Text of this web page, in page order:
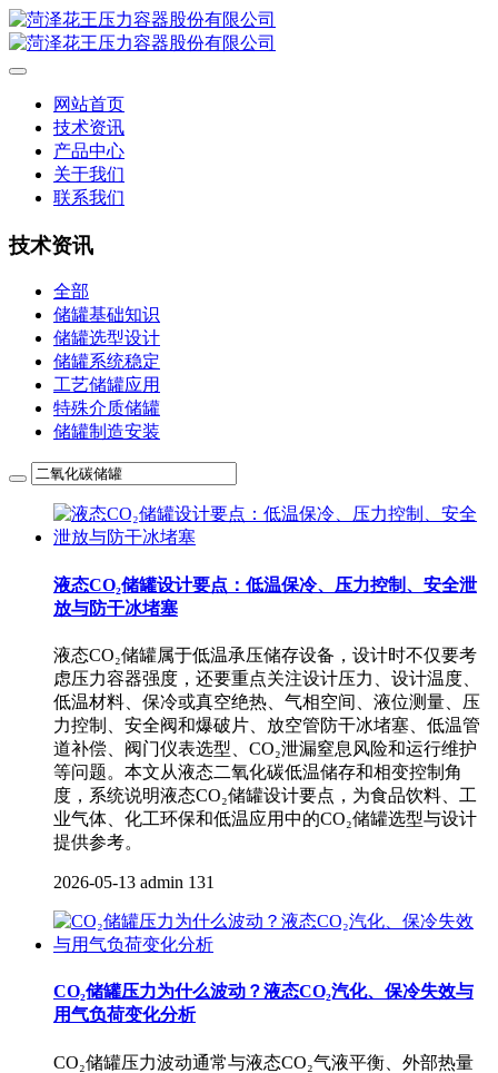
网站首页
技术资讯
产品中心
关于我们
联系我们
技术资讯
全部
储罐基础知识
储罐选型设计
储罐系统稳定
工艺储罐应用
特殊介质储罐
储罐制造安装
液态CO₂储罐设计要点：低温保冷、压力控制、安全泄
放与防干冰堵塞
液态CO₂储罐属于低温承压储存设备，设计时不仅要考
虑压力容器强度，还要重点关注设计压力、设计温度、
低温材料、保冷或真空绝热、气相空间、液位测量、压
力控制、安全阀和爆破片、放空管防干冰堵塞、低温管
道补偿、阀门仪表选型、CO₂泄漏窒息风险和运行维护
等问题。本文从液态二氧化碳低温储存和相变控制角
度，系统说明液态CO₂储罐设计要点，为食品饮料、工
业气体、化工环保和低温应用中的CO₂储罐选型与设计
提供参考。
2026-05-13 admin 131
CO₂储罐压力为什么波动？液态CO₂汽化、保冷失效与
用气负荷变化分析
CO₂储罐压力波动通常与液态CO₂气液平衡、外部热量